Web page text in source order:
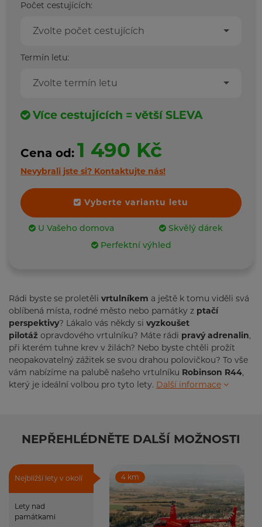
Počet cestujících:
Zvolte počet cestujících
Termín letu:
Zvolte termín letu
Více cestujících = větší SLEVA
Cena od: 1 490 Kč
Nevybrali jste si? Kontaktujte nás!
Vyberte variantu letu
U Vašeho domova
Skvělý dárek
Perfektní výhled
Rádi byste se proletěli vrtulníkem a ještě k tomu viděli svá
oblíbená místa, rodné město nebo památky z ptačí
perspektivy? Lákalo vás někdy si vyzkoušet
pilotáž opravdového vrtulníku? Máte rádi pravý adrenalin,
při kterém tuhne krev v žilách? Nebo byste chtěli prožít
neopakovatelný zážitek se svou drahou polovičkou? To vše
vám nabízíme na palubě našeho vrtulníku Robinson R44,
který je ideální volbou pro tyto lety. Další informace
NEPŘEHLÉDNĚTE DALŠÍ MOŽNOSTI
Nejbližší lety v okolí
Lety nad
památkami
4 km